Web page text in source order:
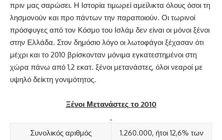
πριν μας σαρώσει. Η Ιστορία τιμωρεί αμείλικτα όλους όσοι τη
λησμονούν και προ πάντων την παραποιούν. Οι τωρινοί
πρόσφυγες από τον Κόσμο του Ισλάμ δεν είναι οι μόνοι ξένοι
στην Ελλάδα. Στον δημόσιο λόγο οι λωτοφάγοι ξέχασαν ότι
μέχρι και το 2010 βρίσκονταν μόνιμα εγκατεστημένοι στη
χώρα πάνω από 1,2 εκατ. ξένοι μετανάστες, όλοι νεαροί με
υψηλό δείκτη γονιμότητος.
Ξένοι Μετανάστες το 2010
Συνολικός αριθμός
1.260.000, ήτοι 12,6% των